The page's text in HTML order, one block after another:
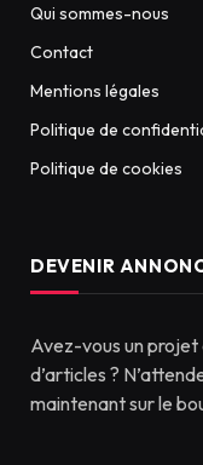
Qui sommes-nous
Contact
Mentions légales
Politique de
Politique de cookies
DEVENIR
Avez-vous un
d’articles ?
maintenant sur le